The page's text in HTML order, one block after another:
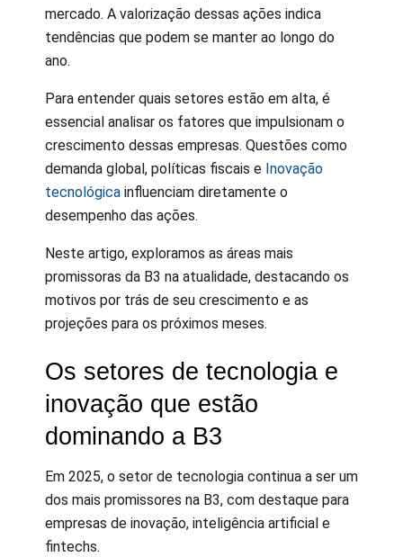
mercado. A valorização dessas ações indica
tendências que podem se manter ao longo do
ano.
Para entender quais setores estão em alta, é
essencial analisar os fatores que impulsionam o
crescimento dessas empresas. Questões como
demanda global, políticas fiscais e Inovação
tecnológica influenciam diretamente o
desempenho das ações.
Neste artigo, exploramos as áreas mais
promissoras da B3 na atualidade, destacando os
motivos por trás de seu crescimento e as
projeções para os próximos meses.
Os setores de tecnologia e
inovação que estão
dominando a B3
Em 2025, o setor de tecnologia continua a ser um
dos mais promissores na B3, com destaque para
empresas de inovação, inteligência artificial e
fintechs.